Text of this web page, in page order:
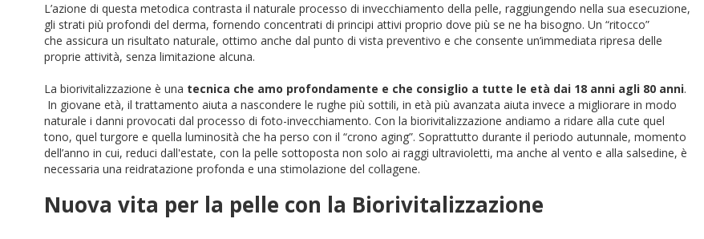
L’azione di questa metodica contrasta il naturale processo di invecchiamento della pelle, raggiungendo nella sua esecuzione,
gli strati più profondi del derma, fornendo concentrati di principi attivi proprio dove più se ne ha bisogno. Un “ritocco”
che assicura un risultato naturale, ottimo anche dal punto di vista preventivo e che consente un’immediata ripresa delle
proprie attività, senza limitazione alcuna.
La biorivitalizzazione è una tecnica che amo profondamente e che consiglio a tutte le età dai 18 anni agli 80 anni.
In giovane età, il trattamento aiuta a nascondere le rughe più sottili, in età più avanzata aiuta invece a migliorare in modo
naturale i danni provocati dal processo di foto-invecchiamento. Con la biorivitalizzazione andiamo a ridare alla cute quel
tono, quel turgore e quella luminosità che ha perso con il “crono aging”. Soprattutto durante il periodo autunnale, momento
dell’anno in cui, reduci dall'estate, con la pelle sottoposta non solo ai raggi ultravioletti, ma anche al vento e alla salsedine, è
necessaria una reidratazione profonda e una stimolazione del collagene.
Nuova vita per la pelle con la Biorivitalizzazione